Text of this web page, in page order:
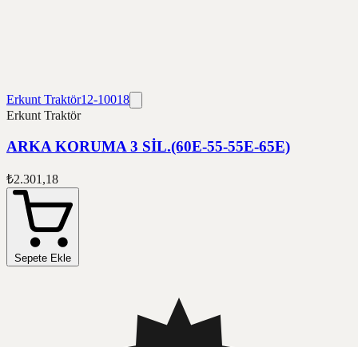
Erkunt Traktör12-10018
Erkunt Traktör
ARKA KORUMA 3 SİL.(60E-55-55E-65E)
₺2.301,18
Sepete Ekle